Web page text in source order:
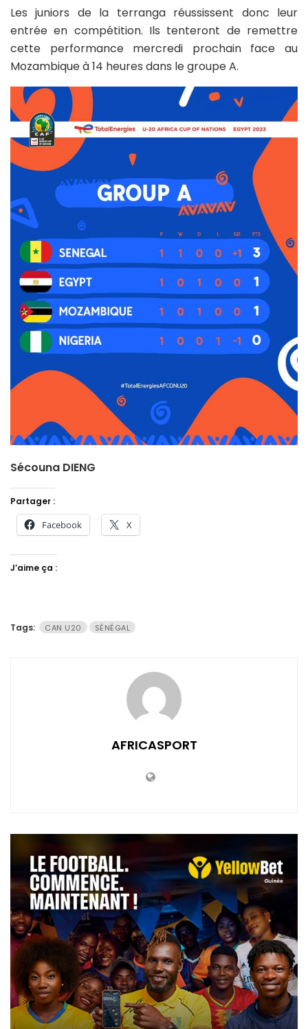
Les juniors de la terranga réussissent donc leur
entrée en compétition. Ils tenteront de remettre
cette performance mercredi prochain face au
Mozambique à 14 heures dans le groupe A.
Sécouna DIENG
Partager :
Facebook X
J’aime ça :
Tags: CAN U20 SÉNÉGAL
AFRICASPORT